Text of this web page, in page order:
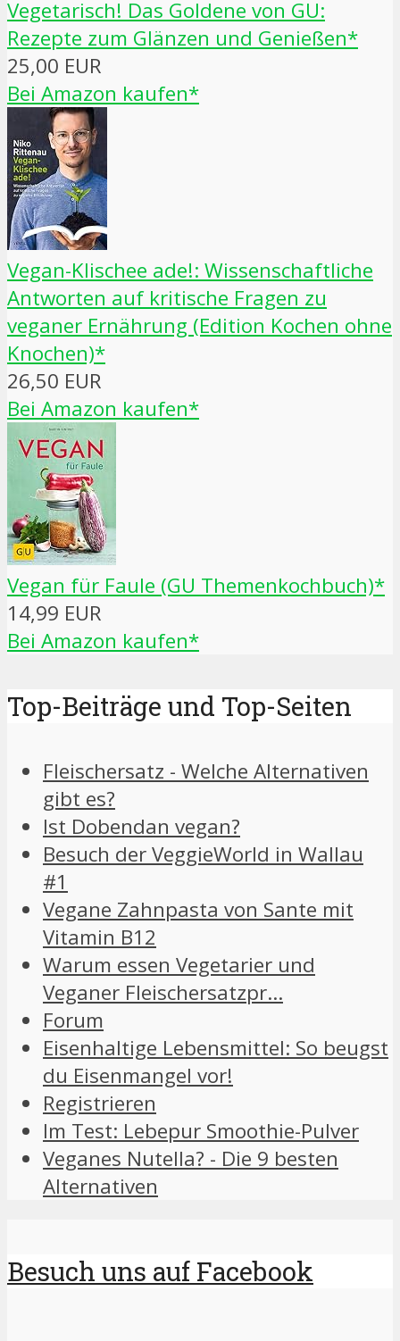
Vegetarisch! Das Goldene von GU:
Rezepte zum Glänzen und Genießen*
25,00 EUR
Bei Amazon kaufen*
Vegan-Klischee ade!: Wissenschaftliche
Antworten auf kritische Fragen zu
veganer Ernährung (Edition Kochen ohne
Knochen)*
26,50 EUR
Bei Amazon kaufen*
Vegan für Faule (GU Themenkochbuch)*
14,99 EUR
Bei Amazon kaufen*
Top-Beiträge und Top-Seiten
Fleischersatz - Welche Alternativen
gibt es?
Ist Dobendan vegan?
Besuch der VeggieWorld in Wallau
#1
Vegane Zahnpasta von Sante mit
Vitamin B12
Warum essen Vegetarier und
Veganer Fleischersatzpr…
Forum
Eisenhaltige Lebensmittel: So beugst
du Eisenmangel vor!
Registrieren
Im Test: Lebepur Smoothie-Pulver
Veganes Nutella? - Die 9 besten
Alternativen
Besuch uns auf Facebook